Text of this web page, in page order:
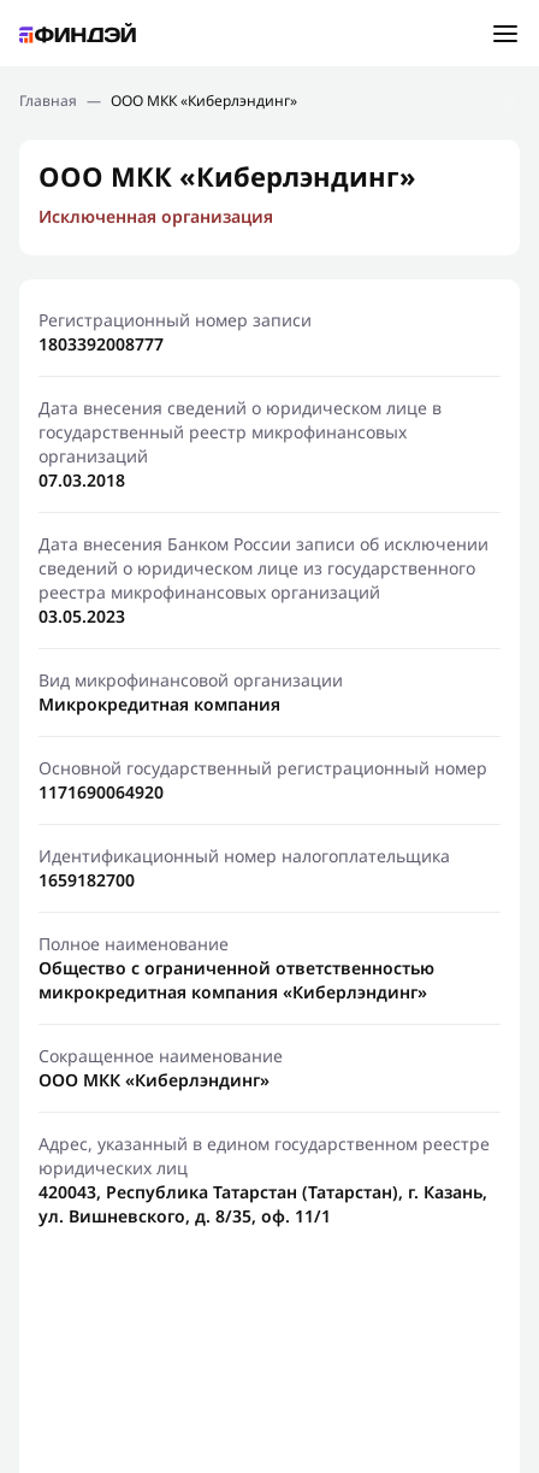
Подбор займа
Новости
Финансовое просвещение
Главная — ООО МКК «Киберлэндинг»
ООО МКК «Киберлэндинг»
Исключенная организация
Регистрационный номер записи
1803392008777
Дата внесения сведений о юридическом лице в
государственный реестр микрофинансовых
организаций
07.03.2018
Дата внесения Банком России записи об исключении
сведений о юридическом лице из государственного
реестра микрофинансовых организаций
03.05.2023
Вид микрофинансовой организации
Микрокредитная компания
Основной государственный регистрационный номер
1171690064920
Идентификационный номер налогоплательщика
1659182700
Полное наименование
Общество с ограниченной ответственностью
микрокредитная компания «Киберлэндинг»
Сокращенное наименование
ООО МКК «Киберлэндинг»
Адрес, указанный в едином государственном реестре
юридических лиц
420043, Республика Татарстан (Татарстан), г. Казань,
ул. Вишневского, д. 8/35, оф. 11/1
Ошибка:Контактная форма не найдена.
Спасибо, что написали нам
Мы свяжемся с Вами в ближайшее время и сообщим
результат
Отправить новый запрос